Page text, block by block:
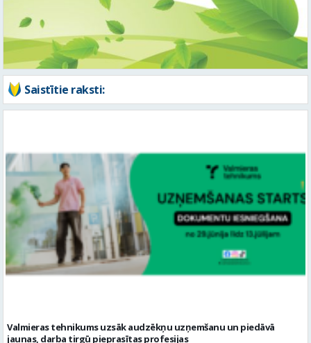
Saistītie raksti:
Valmieras tehnikums uzsāk audzēkņu uzņemšanu un piedāvā
jaunas, darba tirgū pieprasītas profesijas